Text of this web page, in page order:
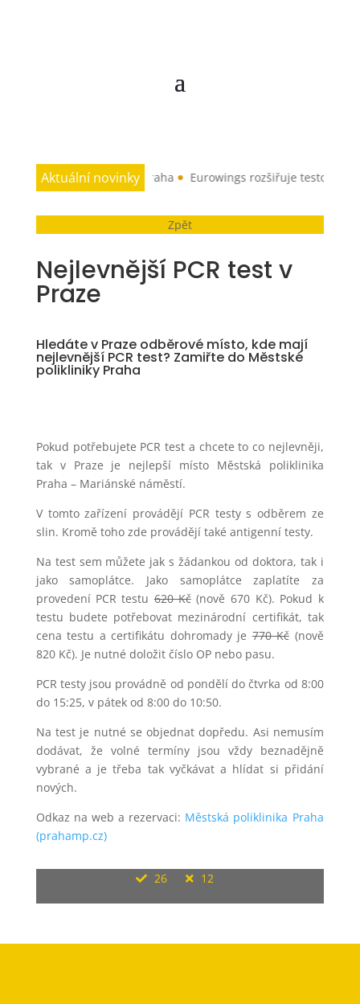
Aktuální novinky
linku: Taipei–Praha Eurowings rozšiřuje testování nového
Zpět
Nejlevnější PCR test v
Praze
Hledáte v Praze odběrové místo, kde mají
nejlevnější PCR test? Zamiřte do Městské
polikliniky Praha
Pokud potřebujete PCR test a chcete to co nejlevněji,
tak v Praze je nejlepší místo Městská poliklinika
Praha – Mariánské náměstí.
V tomto zařízení provádějí PCR testy s odběrem ze
slin. Kromě toho zde provádějí také antigenní testy.
Na test sem můžete jak s žádankou od doktora, tak i
jako samoplátce. Jako samoplátce zaplatíte za
provedení PCR testu620 Kč(nově 670 Kč). Pokud k
testu budete potřebovat mezinárodní certifikát, tak
cena testu a certifikátu dohromady je770 Kč(nově
820 Kč). Je nutné doložit číslo OP nebo pasu.
PCR testy jsou provádně od pondělí do čtvrka od 8:00
do 15:25, v pátek od 8:00 do 10:50.
Na test je nutné se objednat dopředu. Asi nemusím
dodávat, že volné termíny jsou vždy beznadějně
vybrané a je třeba tak vyčkávat a hlídat si přidání
nových.
Odkaz na web a rezervaci: Městská poliklinika Praha
(prahamp.cz)
26 12